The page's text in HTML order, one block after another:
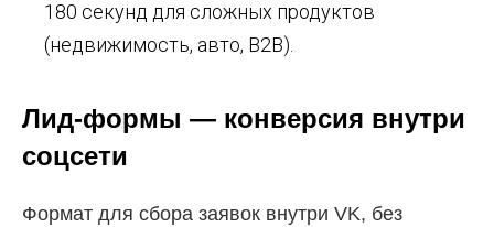
180 секунд для сложных продуктов
(недвижимость, авто, B2B).
Лид-формы — конверсия внутри
соцсети
Формат для сбора заявок внутри VK, без